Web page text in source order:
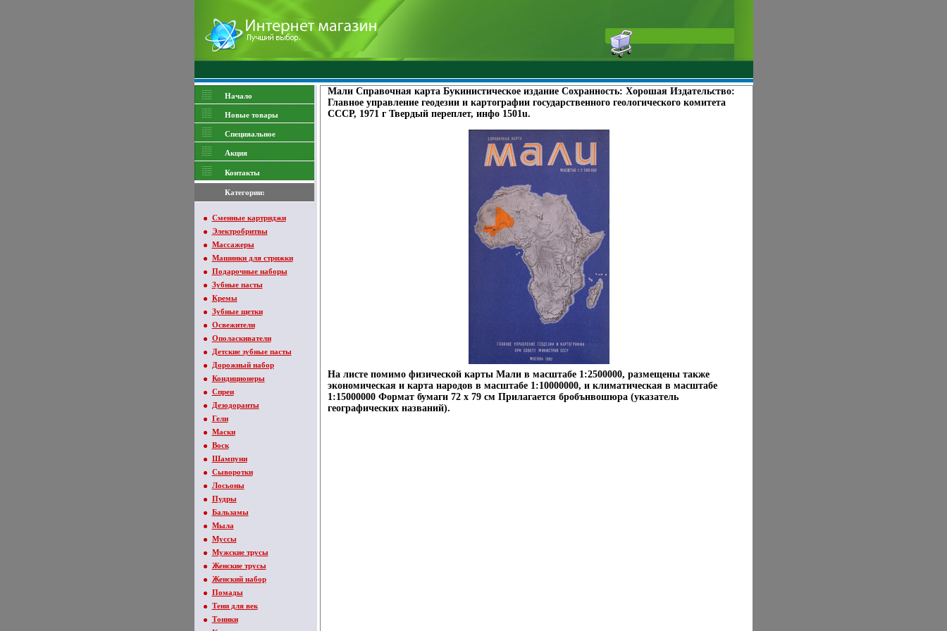
Начало
Новые товары
Специяальное
Акция
Контакты
Категории:
Сменные картриджи
Электробритвы
Массажеры
Машинки для стрижки
Подарочные наборы
Зубные пасты
Кремы
Зубные щетки
Освежители
Ополаскиватели
Детские зубные пасты
Дорожный набор
Кондиционеры
Спреи
Дезодоранты
Гели
Маски
Воск
Шампуни
Сыворотки
Лосьоны
Пудры
Бальзамы
Мыла
Муссы
Мужские трусы
Женские трусы
Женский набор
Помады
Тени для век
Тоники
Мали Справочная карта Букинистическое издание Сохранность: Хорошая Издательство:
Главное управление геодезии и картографии государственного геологического комитета
СССР, 1971 г Твердый переплет, инфо 1501u.
На листе помимо физической карты Мали в масштабе 1:2500000, размещены также
экономическая и карта народов в масштабе 1:10000000, и климатическая в масштабе
1:15000000 Формат бумаги 72 х 79 см Прилагается бробънвошюра (указатель
географических названий).